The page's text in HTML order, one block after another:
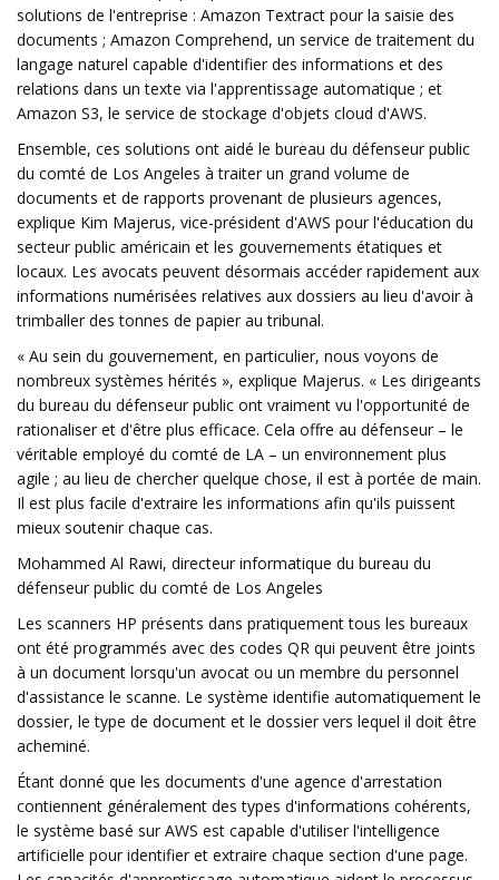
solutions de l'entreprise : Amazon Textract pour la saisie des
documents ; Amazon Comprehend, un service de traitement du
langage naturel capable d'identifier des informations et des
relations dans un texte via l'apprentissage automatique ; et
Amazon S3, le service de stockage d'objets cloud d'AWS.
Ensemble, ces solutions ont aidé le bureau du défenseur public
du comté de Los Angeles à traiter un grand volume de
documents et de rapports provenant de plusieurs agences,
explique Kim Majerus, vice-président d'AWS pour l'éducation du
secteur public américain et les gouvernements étatiques et
locaux. Les avocats peuvent désormais accéder rapidement aux
informations numérisées relatives aux dossiers au lieu d'avoir à
trimballer des tonnes de papier au tribunal.
« Au sein du gouvernement, en particulier, nous voyons de
nombreux systèmes hérités », explique Majerus. « Les dirigeants
du bureau du défenseur public ont vraiment vu l'opportunité de
rationaliser et d'être plus efficace. Cela offre au défenseur – le
véritable employé du comté de LA – un environnement plus
agile ; au lieu de chercher quelque chose, il est à portée de main.
Il est plus facile d'extraire les informations afin qu'ils puissent
mieux soutenir chaque cas.
Mohammed Al Rawi, directeur informatique du bureau du
défenseur public du comté de Los Angeles
Les scanners HP présents dans pratiquement tous les bureaux
ont été programmés avec des codes QR qui peuvent être joints
à un document lorsqu'un avocat ou un membre du personnel
d'assistance le scanne. Le système identifie automatiquement le
dossier, le type de document et le dossier vers lequel il doit être
acheminé.
Étant donné que les documents d'une agence d'arrestation
contiennent généralement des types d'informations cohérents,
le système basé sur AWS est capable d'utiliser l'intelligence
artificielle pour identifier et extraire chaque section d'une page.